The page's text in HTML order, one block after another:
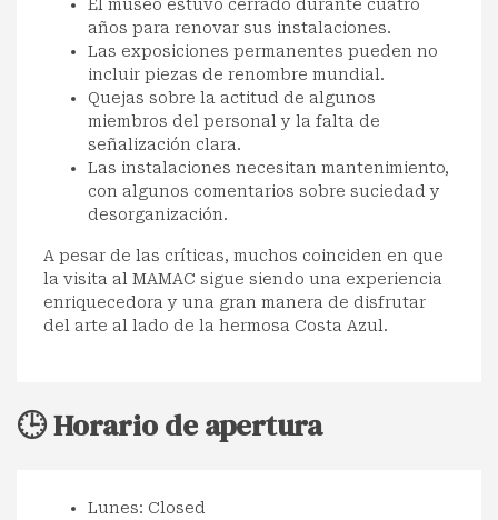
El museo estuvo cerrado durante cuatro
años para renovar sus instalaciones.
Las exposiciones permanentes pueden no
incluir piezas de renombre mundial.
Quejas sobre la actitud de algunos
miembros del personal y la falta de
señalización clara.
Las instalaciones necesitan mantenimiento,
con algunos comentarios sobre suciedad y
desorganización.
A pesar de las críticas, muchos coinciden en que
la visita al MAMAC sigue siendo una experiencia
enriquecedora y una gran manera de disfrutar
del arte al lado de la hermosa Costa Azul.
🕒 Horario de apertura
Lunes: Closed